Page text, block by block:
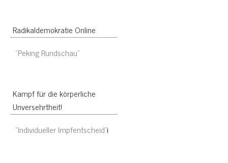
Radikaldemokratie Online
“Peking Rundschau”
Kampf für die körperliche
Unversehrtheit!
“Individueller Impfentscheid”i